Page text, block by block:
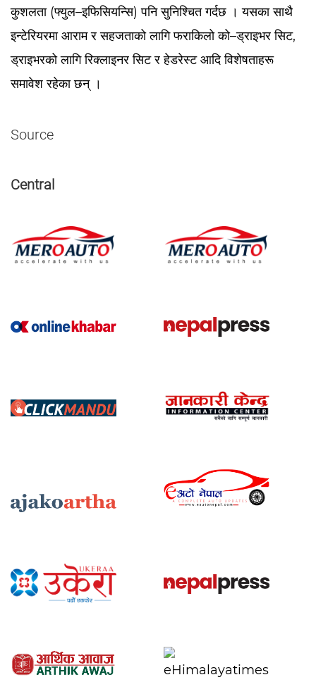
कुशलता (फ्युल–इफिसियन्सि) पनि सुनिश्चित गर्दछ । यसका साथै
इन्टेरियरमा आराम र सहजताको लागि फराकिलो को–ड्राइभर सिट,
ड्राइभरको लागि रिक्लाइनर सिट र हेडरेस्ट आदि विशेषताहरू
समावेश रहेका छन् ।
Source
Central